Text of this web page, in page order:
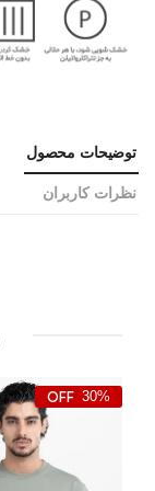
توضیحات محصول
نظرات کاربران
30%